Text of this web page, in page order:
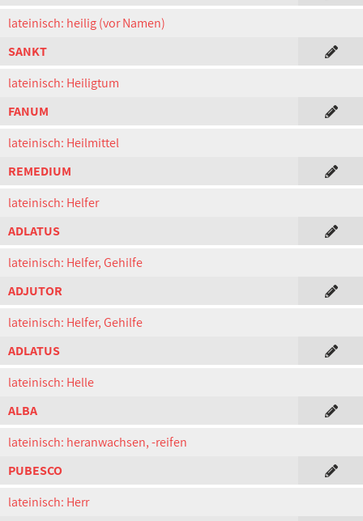
lateinisch: heilig (vor Namen)
SANKT
lateinisch: Heiligtum
FANUM
lateinisch: Heilmittel
REMEDIUM
lateinisch: Helfer
ADLATUS
lateinisch: Helfer, Gehilfe
ADJUTOR
lateinisch: Helfer, Gehilfe
ADLATUS
lateinisch: Helle
ALBA
lateinisch: heranwachsen, -reifen
PUBESCO
lateinisch: Herr